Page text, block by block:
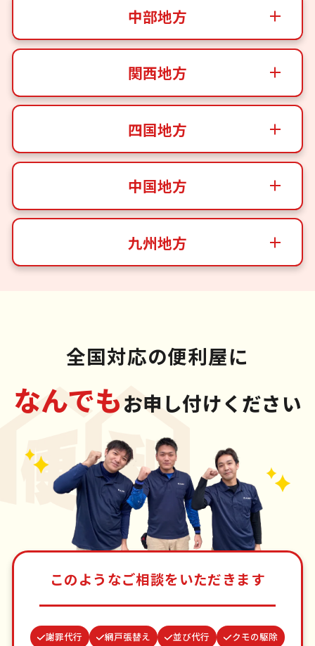
中部地方
関西地方
四国地方
中国地方
九州地方
全国対応の便利屋に
なんでもお申し付けください
このようなご相談をいただきます
謝罪代行 網戸張替え 並び代行
クモの駆除